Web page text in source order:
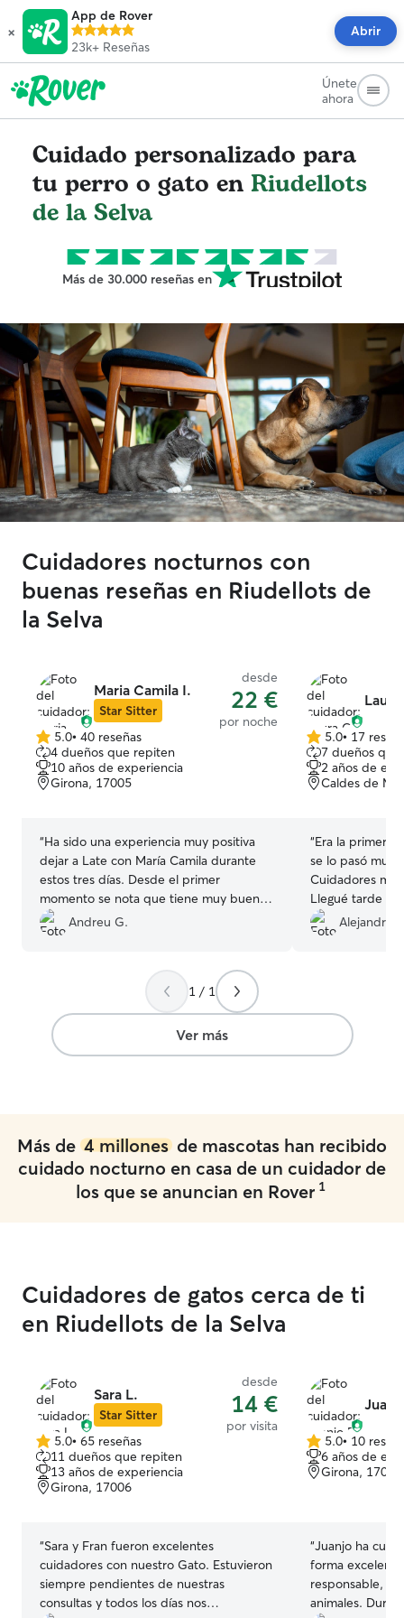
×
App de Rover
23k+ Reseñas
Abrir
Únete
ahora
Cuidado personalizado para
tu perro o gato en Riudellots
de la Selva
Más de 30.000 reseñas en
Cuidadores nocturnos con
buenas reseñas en Riudellots de
la Selva
Maria Camila I.
Star Sitter
desde
22 €
por noche
5.0
de
5
estrellas
5.0• 40 reseñas
4 dueños que repiten
10 años de experiencia
Girona, 17005
“Ha sido una experiencia muy positiva
dejar a Late con María Camila durante
estos tres días. Desde el primer
momento se nota que tiene muy buena
mano con los animales y que los cuida
con cariño y responsabilidad. Me ha
fotos, lo cual da mucha tranquilidad
cuando estás fuera. Late ha estado muy
bien atendido, tranquilo y contento al
volver, que es el mejor indicador de
todo. Se nota que ha recibido atención,
Andreu G.
Laura
5.0
de
5
estrellas
5.0• 17
7 dueños
2 años de
Caldes de
“Era la primera
se lo pasó muy
Cuidadores
Llegué tarde
recogerla sin
Repetiremos
Alejandra
1 / 1
Ver más
Más de 4 millones de mascotas han recibido
cuidado nocturno en casa de un cuidador de
los que se anuncian en Rover 1
Cuidadores de gatos cerca de ti
en Riudellots de la Selva
Sara L.
Star Sitter
desde
14 €
por visita
5.0
de
5
estrellas
5.0• 65 reseñas
11 dueños que repiten
13 años de experiencia
Girona, 17006
“Sara y Fran fueron excelentes
cuidadores con nuestro Gato. Estuvieron
siempre pendientes de nuestras
consultas y todos los días nos
5.0
de
5
5.0• 10
6 años de
Girona, 17004
“Juanjo ha
forma
responsable,
animales.